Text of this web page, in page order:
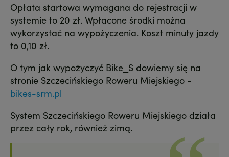
Opłata startowa wymagana do rejestracji w
systemie to 20 zł. Wpłacone środki można
wykorzystać na wypożyczenia. Koszt minuty jazdy
to 0,10 zł.
O tym jak wypożyczyć Bike_S dowiemy się na
stronie Szczecińskiego Roweru Miejskiego -
bikes-srm.pl
System Szczecińskiego Roweru Miejskiego działa
przez cały rok, również zimą.